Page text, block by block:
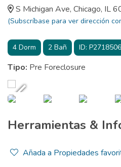
S Michigan Ave, Chicago, IL
(Subscríbase para ver dirección
4 Dorm 2 Bañ ID: P2718506
Tipo: Pre Foreclosure
Herramientas &
Añada a Propiedades